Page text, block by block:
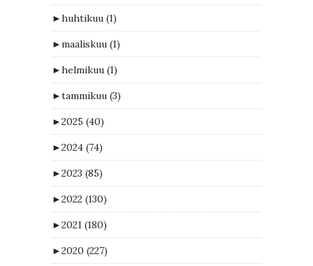
►huhtikuu (1)
►maaliskuu (1)
►helmikuu (1)
►tammikuu (3)
►2025 (40)
►2024 (74)
►2023 (85)
►2022 (130)
►2021 (180)
►2020 (227)